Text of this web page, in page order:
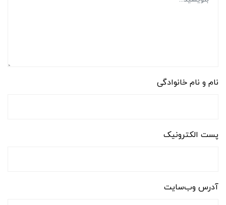
نام و نام خانوادگی
پست الکترونیک
آدرس وب‌سایت